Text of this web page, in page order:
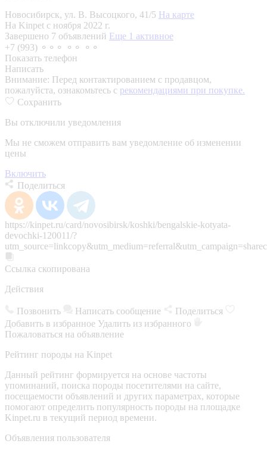
Новосибирск, ул. В. Высоцкого, 41/5 На карте
На Kinpet c ноября 2022 г.
Завершено 7 объявлений Еще 1 активное
+7 (993) ⚬⚬⚬ ⚬⚬ ⚬⚬
Показать телефон
Написать
Внимание: Перед контактированием с продавцом,
пожалуйста, ознакомьтесь с рекомендациями при покупке.
Сохранить
Вы отключили уведомления
Мы не сможем отправить вам уведомление об изменении
цены
Включить
Поделиться
https://kinpet.ru/card/novosibirsk/koshki/bengalskie-kotyata-
devochki-120011/?
Ссылка скопирована
Действия
Позвонить Написать сообщение
Поделиться
Добавить в избранное Удалить из избранного
Пожаловаться на объявление
Рейтинг породы на Kinpet
Данный рейтинг формируется на основе частоты
упоминаний, поиска породы посетителями на сайте,
посещаемости объявлений и других параметрах, которые
помогают определить популярность породы на площадке
Kinpet.ru в текущий период времени.
Объявления пользователя